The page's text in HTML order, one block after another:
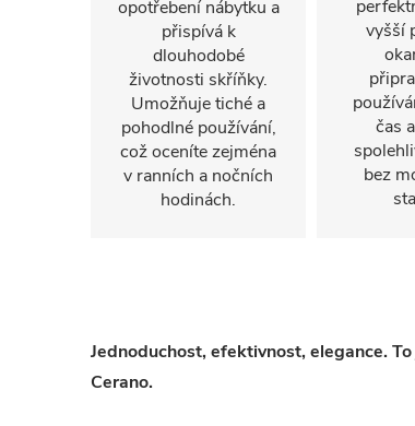
opotřebení nábytku a
přispívá k
dlouhodobé
životnosti skříňky.
Umožňuje tiché a
pohodlné používání,
což oceníte zejména
v ranních a nočních
hodinách.
vyšší
čas
bez
Jednoduchost, efektivnost, elegance.
Cerano.